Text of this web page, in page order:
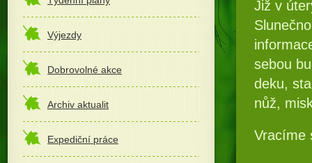
Výjezdy
Dobrovolné akce
Archiv aktualit
Expediční práce
Již v
sebou
deku,
nůž,
Vracíme